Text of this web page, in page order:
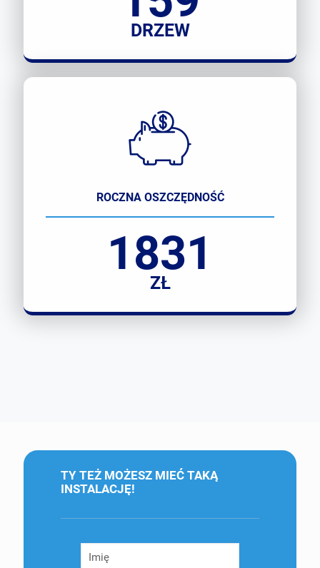
DRZEW
ROCZNA OSZCZĘDNOŚĆ
1831
ZŁ
TY TEŻ MOŻESZ MIEĆ TAKĄ
INSTALACJĘ!